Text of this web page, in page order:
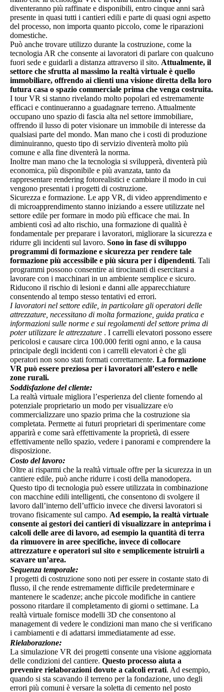
diventeranno più raffinate e disponibili, entro cinque anni sarà
presente in quasi tutti i cantieri edili e parte di quasi ogni aspetto
del processo, non importa quanto piccolo, come le riparazioni
domestiche.
Può anche trovare utilizzo durante la costruzione, come la
tecnologia AR che consente ai lavoratori di parlare con qualcuno
fuori sede e guidarli a distanza attraverso il sito. Attualmente, il
settore che sfrutta al massimo la realtà virtuale è quello
immobiliare, offrendo ai clienti una visione diretta della loro
futura casa o spazio commerciale prima che venga costruita.
I tour VR si stanno rivelando molto popolari ed estremamente
efficaci e continueranno a guadagnare terreno. Attualmente
occupano uno spazio di fascia alta nel settore immobiliare,
offrendo il lusso di poter visionare un immobile di interesse da
qualsiasi parte del mondo. Man mano che i costi di produzione
diminuiranno, questo tipo di servizio diventerà molto più
comune e alla fine diventerà la norma.
Inoltre man mano che la tecnologia si svilupperà, diventerà più
economica, più disponibile e più avanzata, tanto da
rappresentare rendering fotorealistici e cambiare il modo in cui
vengono presentati i progetti di costruzione.
Sicurezza e formazione. Le app VR, di video apprendimento e
di microapprendimento stanno iniziando a essere utilizzate nel
settore edile per formare in modo più efficace che mai. In
ambienti così ad alto rischio, una formazione di qualità è
fondamentale per preparare i lavoratori, migliorare la sicurezza e
ridurre gli incidenti sul lavoro. Sono in fase di sviluppo
programmi di formazione e sicurezza per rendere tale
formazione più accessibile e più sicura per i dipendenti. Tali
programmi possono consentire ai tirocinanti di esercitarsi a
lavorare con i macchinari in un ambiente semplice e sicuro.
Riducono il rischio di lesioni e danni alle apparecchiature
consentendo al tempo stesso tentativi ed errori.
I lavoratori nel settore edile, in particolare gli operatori delle
attrezzature, necessitano di molta formazione, guida pratica e
informazioni sulle norme e sui regolamenti del settore prima di
poter utilizzare le attrezzature . I carrelli elevatori possono essere
pericolosi e causare circa 100.000 feriti ogni anno, e la causa
principale degli incidenti con i carrelli elevatori è che gli
operatori non sono stati formati correttamente. La formazione
VR può essere preziosa per i lavoratori all’estero e nelle
zone rurali.
Soddisfazione del cliente:
La realtà virtuale migliora l’esperienza del cliente fornendo al
potenziale proprietario un modo per visualizzare e/o
commercializzare uno spazio prima che la costruzione sia
completata. Permette ai futuri proprietari di sperimentare come
apparirà e come sarà effettivamente la proprietà, di essere
effettivamente nello spazio, vedere i panorami e comprendere la
disposizione.
Costo del lavoro:
Oltre ai risparmi che la realtà virtuale offre per la sicurezza in un
cantiere edile, può anche ridurre i costi della manodopera.
Questo tipo di tecnologia può essere utilizzata in combinazione
con macchine edili intelligenti, che consentono di svolgere il
lavoro dall’interno dell’ufficio invece che diversi lavoratori si
trovano fisicamente sul campo. Ad esempio, la realtà virtuale
consente ai gestori dei cantieri di visualizzare in anteprima i
calcoli delle aree di lavoro, ad esempio la quantità di terra
da rimuovere in aree specifiche, invece di collocare
attrezzature e operatori sul sito e semplicemente istruirli a
scavare un’area.
Sequenza temporale:
I progetti di costruzione sono noti per essere in costante stato di
flusso, il che rende estremamente difficile predeterminare e
mantenere le scadenze; anche piccole modifiche in cantiere
possono ritardare il completamento di giorni o settimane. La
realtà virtuale fornisce modelli 3D che consentono al
management di vedere le condizioni man mano che si verificano
i cambiamenti e di adattarsi immediatamente ad esse.
Rielaborazione:
La simulazione VR dei progetti consente una visione aggiornata
delle condizioni del cantiere. Questo processo aiuta a
prevenire rielaborazioni dovute a calcoli errati. Ad esempio,
quando si sta scavando il terreno per la fondazione, uno degli
errori più comuni è versare la soletta di cemento nel posto